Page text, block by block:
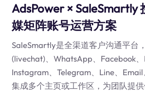
AdsPower × SaleSmartly
媒矩阵账号运营方案
SaleSmartly是全渠道客户沟通平台
(livechat)、WhatsApp、Facebook、
Instagram、Telegram、Line、
集成多个主页或工作区，为团队提供